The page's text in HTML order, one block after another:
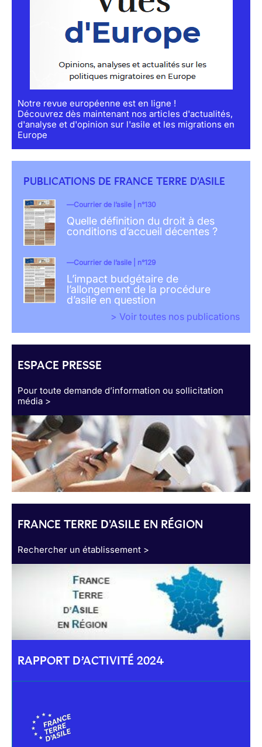
Notre revue européenne est en ligne !
Découvrez dès maintenant nos articles d'actualités,
d'analyse et d'opinion sur l'asile et les migrations en
Europe
PUBLICATIONS DE FRANCE TERRE D'ASILE
Courrier de l’asile | n°130
Quelle définition du droit à des
conditions d’accueil décentes ?
Courrier de l’asile | n°129
L’impact budgétaire de
l’allongement de la procédure
d’asile en question
> Voir toutes nos publications
ESPACE PRESSE
Pour toute demande d’information ou sollicitation
média >
FRANCE TERRE D'ASILE EN RÉGION
Rechercher un établissement >
RAPPORT D’ACTIVITÉ 2024